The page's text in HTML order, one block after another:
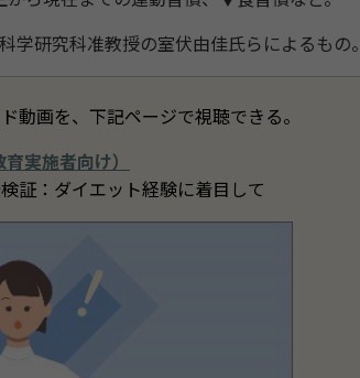
研究科准教授の室伏由佳氏らによるもの。
画を、下記ページで視聴できる。
実施者向け）
証：ダイエット経験に着目して